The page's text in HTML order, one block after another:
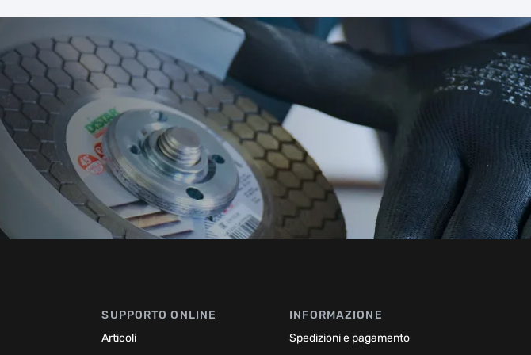
SUPPORTO ONLINE
Articoli
INFORMAZIONE
Spedizioni e pagamento